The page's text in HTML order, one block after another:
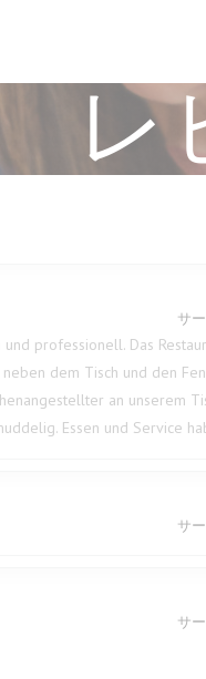
レ
サ
professionell. Das
dem Tisch und den
an unserem
Essen und Service
サ
サ